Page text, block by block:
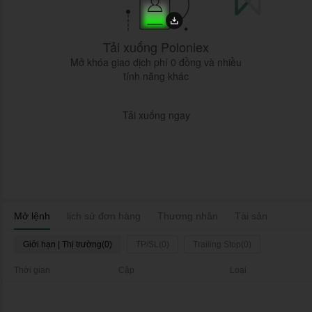
Mở lệnh lịch sử đơn hàng Thương nhân Tài sản
Giới hạn | Thị trường(0) TP/SL(0) Trailing Stop(0)
Thời gian Cặp Loại
Tải xuống Poloniex
Mở khóa giao dịch phí 0 đồng và nhiều
tính năng khác
Tải xuống ngay